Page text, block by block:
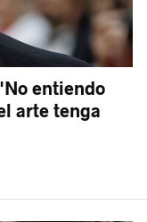
entiendo
arte tenga